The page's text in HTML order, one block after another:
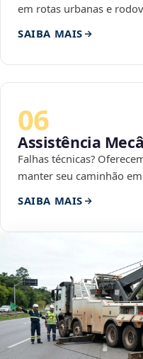
em rotas urbanas e
SAIBA MAIS
06
Assistência
Falhas técnicas?
manter seu caminhão
SAIBA MAIS